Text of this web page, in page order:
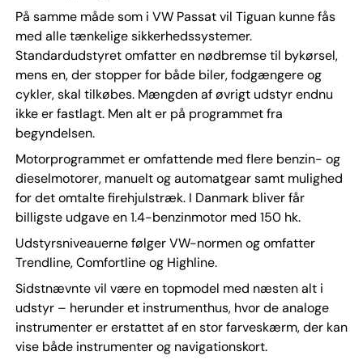
På samme måde som i VW Passat vil Tiguan kunne fås
med alle tænkelige sikkerhedssystemer.
Standardudstyret omfatter en nødbremse til bykørsel,
mens en, der stopper for både biler, fodgængere og
cykler, skal tilkøbes. Mængden af øvrigt udstyr endnu
ikke er fastlagt. Men alt er på programmet fra
begyndelsen.
Motorprogrammet er omfattende med flere benzin- og
dieselmotorer, manuelt og automatgear samt mulighed
for det omtalte firehjulstræk. I Danmark bliver får
billigste udgave en 1.4-benzinmotor med 150 hk.
Udstyrsniveauerne følger VW-normen og omfatter
Trendline, Comfortline og Highline.
Sidstnævnte vil være en topmodel med næsten alt i
udstyr – herunder et instrumenthus, hvor de analoge
instrumenter er erstattet af en stor farveskærm, der kan
vise både instrumenter og navigationskort.